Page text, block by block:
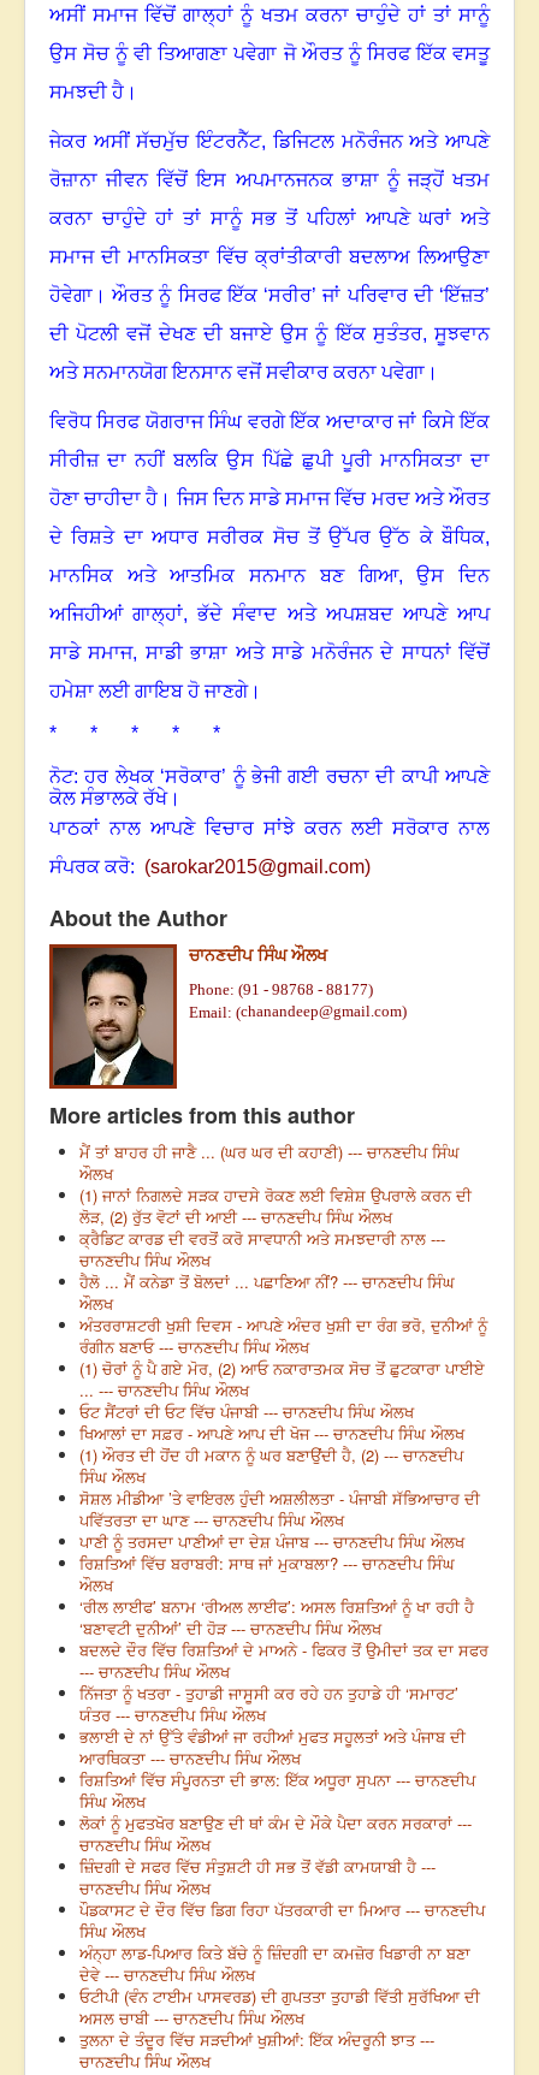
ਅਸੀਂ ਸਮਾਜ ਵਿੱਚੋਂ ਗਾਲ੍ਹਾਂ ਨੂੰ ਖਤਮ ਕਰਨਾ ਚਾਹੁੰਦੇ ਹਾਂ ਤਾਂ ਸਾਨੂੰ
ਉਸ ਸੋਚ ਨੂੰ ਵੀ ਤਿਆਗਣਾ ਪਵੇਗਾ ਜੋ ਔਰਤ ਨੂੰ ਸਿਰਫ ਇੱਕ ਵਸਤੂ
ਸਮਝਦੀ ਹੈ।
ਜੇਕਰ ਅਸੀਂ ਸੱਚਮੁੱਚ ਇੰਟਰਨੈੱਟ, ਡਿਜਿਟਲ ਮਨੋਰੰਜਨ ਅਤੇ ਆਪਣੇ
ਰੋਜ਼ਾਨਾ ਜੀਵਨ ਵਿੱਚੋਂ ਇਸ ਅਪਮਾਨਜਨਕ ਭਾਸ਼ਾ ਨੂੰ ਜੜ੍ਹੋਂ ਖਤਮ
ਕਰਨਾ ਚਾਹੁੰਦੇ ਹਾਂ ਤਾਂ ਸਾਨੂੰ ਸਭ ਤੋਂ ਪਹਿਲਾਂ ਆਪਣੇ ਘਰਾਂ ਅਤੇ
ਸਮਾਜ ਦੀ ਮਾਨਸਿਕਤਾ ਵਿੱਚ ਕ੍ਰਾਂਤੀਕਾਰੀ ਬਦਲਾਅ ਲਿਆਉਣਾ
ਹੋਵੇਗਾ। ਔਰਤ ਨੂੰ ਸਿਰਫ ਇੱਕ ‘ਸਰੀਰ’ ਜਾਂ ਪਰਿਵਾਰ ਦੀ ‘ਇੱਜ਼ਤ’
ਦੀ ਪੋਟਲੀ ਵਜੋਂ ਦੇਖਣ ਦੀ ਬਜਾਏ ਉਸ ਨੂੰ ਇੱਕ ਸੁਤੰਤਰ,ਸੂਝਵਾਨ
ਅਤੇ ਸਨਮਾਨਯੋਗ ਇਨਸਾਨ ਵਜੋਂ ਸਵੀਕਾਰ ਕਰਨਾ ਪਵੇਗਾ।
ਵਿਰੋਧ ਸਿਰਫ ਯੋਗਰਾਜ ਸਿੰਘ ਵਰਗੇ ਇੱਕ ਅਦਾਕਾਰ ਜਾਂ ਕਿਸੇ ਇੱਕ
ਸੀਰੀਜ਼ ਦਾ ਨਹੀਂ ਬਲਕਿ ਉਸ ਪਿੱਛੇ ਛੁਪੀ ਪੂਰੀ ਮਾਨਸਿਕਤਾ ਦਾ
ਹੋਣਾ ਚਾਹੀਦਾ ਹੈ। ਜਿਸ ਦਿਨ ਸਾਡੇ ਸਮਾਜ ਵਿੱਚ ਮਰਦ ਅਤੇ ਔਰਤ
ਦੇ ਰਿਸ਼ਤੇ ਦਾ ਅਧਾਰ ਸਰੀਰਕ ਸੋਚ ਤੋਂ ਉੱਪਰ ਉੱਠ ਕੇ ਬੌਧਿਕ,
ਮਾਨਸਿਕ ਅਤੇ ਆਤਮਿਕ ਸਨਮਾਨ ਬਣ ਗਿਆ,ਉਸ ਦਿਨ
ਅਜਿਹੀਆਂ ਗਾਲ੍ਹਾਂ,ਭੱਦੇ ਸੰਵਾਦ ਅਤੇ ਅਪਸ਼ਬਦ ਆਪਣੇ ਆਪ
ਸਾਡੇ ਸਮਾਜ, ਸਾਡੀ ਭਾਸ਼ਾ ਅਤੇ ਸਾਡੇ ਮਨੋਰੰਜਨ ਦੇ ਸਾਧਨਾਂ ਵਿੱਚੋਂ
ਹਮੇਸ਼ਾ ਲਈ ਗਾਇਬ ਹੋ ਜਾਣਗੇ।
* * * * *
ਨੋਟ: ਹਰ ਲੇਖਕ ‘ਸਰੋਕਾਰ’ ਨੂੰ ਭੇਜੀ ਗਈ ਰਚਨਾ ਦੀ ਕਾਪੀ ਆਪਣੇ
ਕੋਲ ਸੰਭਾਲਕੇ ਰੱਖੇ।
ਪਾਠਕਾਂ ਨਾਲ ਆਪਣੇ ਵਿਚਾਰ ਸਾਂਝੇ ਕਰਨ ਲਈ ਸਰੋਕਾਰ ਨਾਲ
ਸੰਪਰਕ ਕਰੋ: (sarokar2015@gmail.com)
About the Author
ਚਾਨਣਦੀਪ ਸਿੰਘ ਔਲਖ
Phone: (91 - 98768 - 88177)
Email: (chanandeep@gmail.com)
More articles from this author
ਮੈਂ ਤਾਂ ਬਾਹਰ ਹੀ ਜਾਣੈ ... (ਘਰ ਘਰ ਦੀ ਕਹਾਣੀ) --- ਚਾਨਣਦੀਪ ਸਿੰਘ
ਔਲਖ
(1) ਜਾਨਾਂ ਨਿਗਲਦੇ ਸੜਕ ਹਾਦਸੇ ਰੋਕਣ ਲਈ ਵਿਸ਼ੇਸ਼ ਉਪਰਾਲੇ ਕਰਨ ਦੀ
ਲੋੜ, (2) ਰੁੱਤ ਵੋਟਾਂ ਦੀ ਆਈ --- ਚਾਨਣਦੀਪ ਸਿੰਘ ਔਲਖ
ਕ੍ਰੈਡਿਟ ਕਾਰਡ ਦੀ ਵਰਤੋਂ ਕਰੋ ਸਾਵਧਾਨੀ ਅਤੇ ਸਮਝਦਾਰੀ ਨਾਲ ---
ਚਾਨਣਦੀਪ ਸਿੰਘ ਔਲਖ
ਹੈਲੋ ... ਮੈਂ ਕਨੇਡਾ ਤੋਂ ਬੋਲਦਾਂ ... ਪਛਾਣਿਆ ਨੀਂ? --- ਚਾਨਣਦੀਪ ਸਿੰਘ
ਔਲਖ
ਅੰਤਰਰਾਸ਼ਟਰੀ ਖੁਸ਼ੀ ਦਿਵਸ - ਆਪਣੇ ਅੰਦਰ ਖੁਸ਼ੀ ਦਾ ਰੰਗ ਭਰੋ, ਦੁਨੀਆਂ ਨੂੰ
ਰੰਗੀਨ ਬਣਾਓ --- ਚਾਨਣਦੀਪ ਸਿੰਘ ਔਲਖ
(1) ਚੋਰਾਂ ਨੂੰ ਪੈ ਗਏ ਮੋਰ, (2) ਆਓ ਨਕਾਰਾਤਮਕ ਸੋਚ ਤੋਂ ਛੁਟਕਾਰਾ ਪਾਈਏ
... --- ਚਾਨਣਦੀਪ ਸਿੰਘ ਔਲਖ
ਓਟ ਸੈਂਟਰਾਂ ਦੀ ਓਟ ਵਿੱਚ ਪੰਜਾਬੀ --- ਚਾਨਣਦੀਪ ਸਿੰਘ ਔਲਖ
ਖਿਆਲਾਂ ਦਾ ਸਫ਼ਰ - ਆਪਣੇ ਆਪ ਦੀ ਖੋਜ --- ਚਾਨਣਦੀਪ ਸਿੰਘ ਔਲਖ
(1) ਔਰਤ ਦੀ ਹੋਂਦ ਹੀ ਮਕਾਨ ਨੂੰ ਘਰ ਬਣਾਉਂਦੀ ਹੈ, (2) --- ਚਾਨਣਦੀਪ
ਸਿੰਘ ਔਲਖ
ਸੋਸ਼ਲ ਮੀਡੀਆ ’ਤੇ ਵਾਇਰਲ ਹੁੰਦੀ ਅਸ਼ਲੀਲਤਾ - ਪੰਜਾਬੀ ਸੱਭਿਆਚਾਰ ਦੀ
ਪਵਿੱਤਰਤਾ ਦਾ ਘਾਣ --- ਚਾਨਣਦੀਪ ਸਿੰਘ ਔਲਖ
ਪਾਣੀ ਨੂੰ ਤਰਸਦਾ ਪਾਣੀਆਂ ਦਾ ਦੇਸ਼ ਪੰਜਾਬ --- ਚਾਨਣਦੀਪ ਸਿੰਘ ਔਲਖ
ਰਿਸ਼ਤਿਆਂ ਵਿੱਚ ਬਰਾਬਰੀ: ਸਾਥ ਜਾਂ ਮੁਕਾਬਲਾ? --- ਚਾਨਣਦੀਪ ਸਿੰਘ
ਔਲਖ
‘ਰੀਲ ਲਾਈਫ’ ਬਨਾਮ ‘ਰੀਅਲ ਲਾਈਫ’: ਅਸਲ ਰਿਸ਼ਤਿਆਂ ਨੂੰ ਖਾ ਰਹੀ ਹੈ
‘ਬਣਾਵਟੀ ਦੁਨੀਆਂ’ ਦੀ ਹੋੜ --- ਚਾਨਣਦੀਪ ਸਿੰਘ ਔਲਖ
ਬਦਲਦੇ ਦੌਰ ਵਿੱਚ ਰਿਸ਼ਤਿਆਂ ਦੇ ਮਾਅਨੇ - ਫਿਕਰ ਤੋਂ ਉਮੀਦਾਂ ਤਕ ਦਾ ਸਫਰ
--- ਚਾਨਣਦੀਪ ਸਿੰਘ ਔਲਖ
ਨਿੱਜਤਾ ਨੂੰ ਖਤਰਾ - ਤੁਹਾਡੀ ਜਾਸੂਸੀ ਕਰ ਰਹੇ ਹਨ ਤੁਹਾਡੇ ਹੀ ‘ਸਮਾਰਟ’
ਯੰਤਰ --- ਚਾਨਣਦੀਪ ਸਿੰਘ ਔਲਖ
ਭਲਾਈ ਦੇ ਨਾਂ ਉੱਤੇ ਵੰਡੀਆਂ ਜਾ ਰਹੀਆਂ ਮੁਫਤ ਸਹੂਲਤਾਂ ਅਤੇ ਪੰਜਾਬ ਦੀ
ਆਰਥਿਕਤਾ --- ਚਾਨਣਦੀਪ ਸਿੰਘ ਔਲਖ
ਰਿਸ਼ਤਿਆਂ ਵਿੱਚ ਸੰਪੂਰਨਤਾ ਦੀ ਭਾਲ: ਇੱਕ ਅਧੂਰਾ ਸੁਪਨਾ --- ਚਾਨਣਦੀਪ
ਸਿੰਘ ਔਲਖ
ਲੋਕਾਂ ਨੂੰ ਮੁਫਤਖੋਰ ਬਣਾਉਣ ਦੀ ਥਾਂ ਕੰਮ ਦੇ ਮੌਕੇ ਪੈਦਾ ਕਰਨ ਸਰਕਾਰਾਂ ---
ਚਾਨਣਦੀਪ ਸਿੰਘ ਔਲਖ
ਜ਼ਿੰਦਗੀ ਦੇ ਸਫਰ ਵਿੱਚ ਸੰਤੁਸ਼ਟੀ ਹੀ ਸਭ ਤੋਂ ਵੱਡੀ ਕਾਮਯਾਬੀ ਹੈ ---
ਚਾਨਣਦੀਪ ਸਿੰਘ ਔਲਖ
ਪੌਡਕਾਸਟ ਦੇ ਦੌਰ ਵਿੱਚ ਡਿਗ ਰਿਹਾ ਪੱਤਰਕਾਰੀ ਦਾ ਮਿਆਰ --- ਚਾਨਣਦੀਪ
ਸਿੰਘ ਔਲਖ
ਅੰਨ੍ਹਾ ਲਾਡ-ਪਿਆਰ ਕਿਤੇ ਬੱਚੇ ਨੂੰ ਜ਼ਿੰਦਗੀ ਦਾ ਕਮਜ਼ੋਰ ਖਿਡਾਰੀ ਨਾ ਬਣਾ
ਦੇਵੇ --- ਚਾਨਣਦੀਪ ਸਿੰਘ ਔਲਖ
ਓਟੀਪੀ (ਵੰਨ ਟਾਈਮ ਪਾਸਵਰਡ) ਦੀ ਗੁਪਤਤਾ ਤੁਹਾਡੀ ਵਿੱਤੀ ਸੁਰੱਖਿਆ ਦੀ
ਅਸਲ ਚਾਬੀ --- ਚਾਨਣਦੀਪ ਸਿੰਘ ਔਲਖ
ਤੁਲਨਾ ਦੇ ਤੰਦੂਰ ਵਿੱਚ ਸੜਦੀਆਂ ਖੁਸ਼ੀਆਂ: ਇੱਕ ਅੰਦਰੂਨੀ ਝਾਤ ---
ਚਾਨਣਦੀਪ ਸਿੰਘ ਔਲਖ